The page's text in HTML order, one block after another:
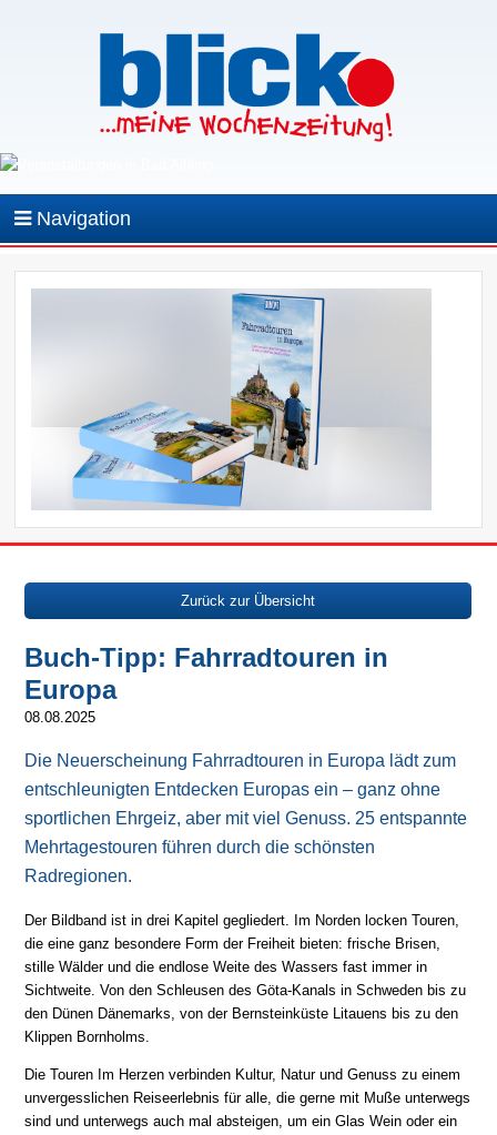
Navigation
Zurück zur Übersicht
Buch-Tipp: Fahrradtouren in
Europa
08.08.2025
Die Neuerscheinung Fahrradtouren in Europa lädt zum
entschleunigten Entdecken Europas ein – ganz ohne
sportlichen Ehrgeiz, aber mit viel Genuss. 25 entspannte
Mehrtagestouren führen durch die schönsten
Radregionen.
Der Bildband ist in drei Kapitel gegliedert. Im Norden locken Touren,
die eine ganz besondere Form der Freiheit bieten: frische Brisen,
stille Wälder und die endlose Weite des Wassers fast immer in
Sichtweite. Von den Schleusen des Göta-Kanals in Schweden bis zu
den Dünen Dänemarks, von der Bernsteinküste Litauens bis zu den
Klippen Bornholms.
Die Touren Im Herzen verbinden Kultur, Natur und Genuss zu einem
unvergesslichen Reiseerlebnis für alle, die gerne mit Muße unterwegs
sind und unterwegs auch mal absteigen, um ein Glas Wein oder ein